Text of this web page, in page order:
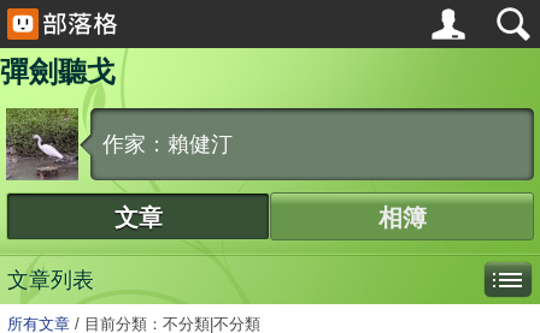
彈劍聽戈
作家：賴健汀
文章 相簿
文章列表
所有文章 / 目前分類：不分類|不分類